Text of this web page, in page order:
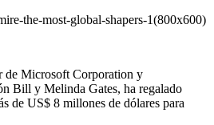
de Microsoft Corporation y
Bill y Melinda Gates, ha regalado
de US$ 8 millones de dólares para